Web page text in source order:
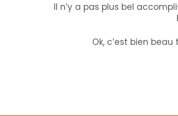
Il n’y a pas plus bel
Ok, c’est bien